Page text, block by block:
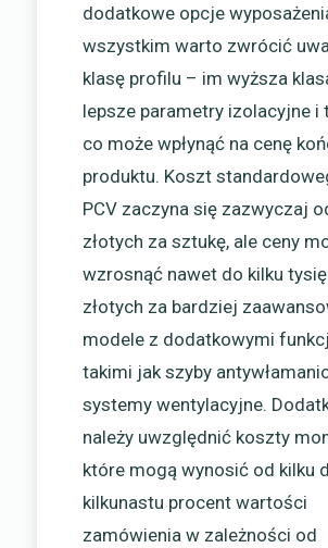
dodatkowe opcje
wszystkim warto zwrócić
klasę profilu – im wyższa
lepsze parametry izolacyjne i
co może wpłynąć na cenę
produktu. Koszt
PCV zaczyna się zazwyczaj
złotych za sztukę, ale ceny
wzrosnąć nawet do kilku
złotych za bardziej
modele z dodatkowymi
takimi jak szyby
systemy wentylacyjne.
należy uwzględnić koszty
które mogą wynosić od kilku
kilkunastu procent wartości
zamówienia w zależności od